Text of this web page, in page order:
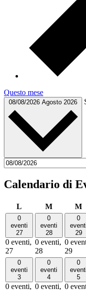
Questo mese
08/08/2026 Agosto 2026
Calendario di
L MmartedìM
0
eventi
27
0 eventi,
27
0
eventi
28
0 eventi,
28
0
eventi
29
0
29
0
eventi
3
0 eventi,
0
eventi
4
0 eventi,
0
eventi
5
0